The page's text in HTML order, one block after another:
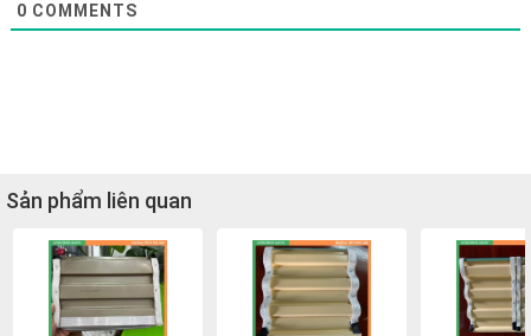
0 COMMENTS
Sản phẩm liên quan